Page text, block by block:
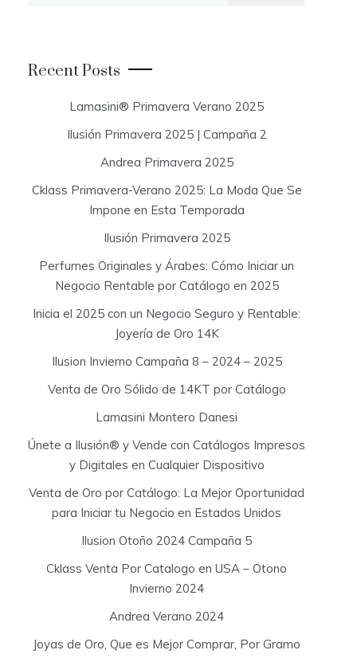
r
:
Recent Posts
Lamasini® Primavera Verano 2025
Ilusión Primavera 2025 | Campaña 2
Andrea Primavera 2025
Cklass Primavera-Verano 2025: La Moda Que Se
Impone en Esta Temporada
Ilusión Primavera 2025
Perfumes Originales y Árabes: Cómo Iniciar un
Negocio Rentable por Catálogo en 2025
Inicia el 2025 con un Negocio Seguro y Rentable:
Joyería de Oro 14K
Ilusion Invierno Campaña 8 – 2024 – 2025
Venta de Oro Sólido de 14KT por Catálogo
Lamasini Montero Danesi
Únete a Ilusión® y Vende con Catálogos Impresos
y Digitales en Cualquier Dispositivo
Venta de Oro por Catálogo: La Mejor Oportunidad
para Iniciar tu Negocio en Estados Unidos
Ilusion Otoño 2024 Campaña 5
Cklass Venta Por Catalogo en USA – Otono
Invierno 2024
Andrea Verano 2024
Joyas de Oro, Que es Mejor Comprar, Por Gramo